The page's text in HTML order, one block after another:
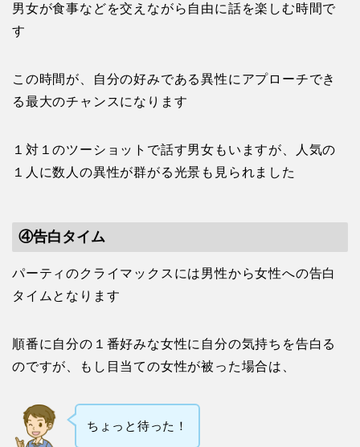
男女が食事などを交えながら自由に話を楽しむ時間で
す
この時間が、自分の好みである異性にアプローチでき
る最大のチャンスになります
１対１のツーショットで話す男女もいますが、人気の
１人に数人の異性が群がる光景も見られました
④告白タイム
パーティのクライマックスには男性から女性への告白
タイムとなります
順番に自分の１番好みな女性に自分の気持ちを告白る
のですが、もし目当ての女性が被った場合は、
ちょっと待った！